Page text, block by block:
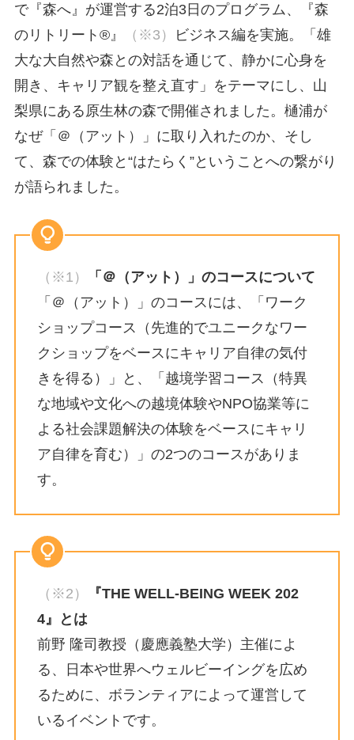
で『森へ』が運営する2泊3日のプログラム、『森
のリトリート®』
（※3）
ビジネス編を実施。「雄
大な大自然や森との対話を通じて、静かに心身を
開き、キャリア観を整え直す」をテーマにし、山
梨県にある原生林の森で開催されました。樋浦が
なぜ「＠（アット）」に取り入れたのか、そし
て、森での体験と“はたらく”ということへの繋がり
が語られました。
（※1）
「＠（アット）」のコースについて
「＠（アット）」のコースには、「ワーク
ショップコース（先進的でユニークなワー
クショップをベースにキャリア自律の気付
きを得る）」と、「越境学習コース（特異
な地域や文化への越境体験やNPO協業等に
よる社会課題解決の体験をベースにキャリ
ア自律を育む）」の2つのコースがありま
す。
（※2）
『THE WELL-BEING WEEK 202
4』とは
前野 隆司教授（慶應義塾大学）主催によ
る、日本や世界へウェルビーイングを広め
るために、ボランティアによって運営して
いるイベントです。